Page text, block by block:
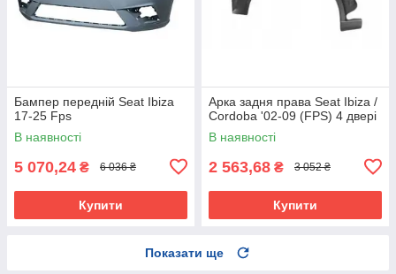
Бампер передній Seat Ibiza
17-25 Fps
В наявності
5 070,24 ₴ 6 036 ₴
Купити
Арка задня права Seat Ibiza /
Cordoba '02-09 (FPS) 4 двері
В наявності
2 563,68 ₴ 3 052 ₴
Купити
Показати ще